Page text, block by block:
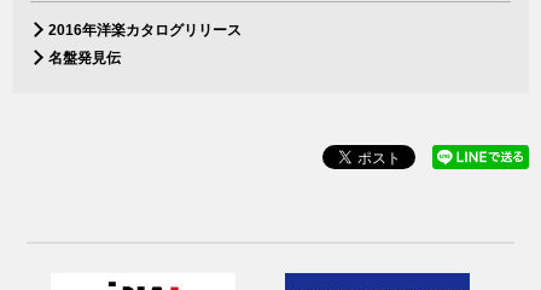
2016年洋楽カタログリリース
名盤発見伝